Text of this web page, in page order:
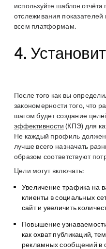
используйте шаблон отчёта
отслеживания показателей
всем платформам.
4.
После того как вы
закономерности того, что
шагом будет создание
эффективности (КПЭ) для
Не каждый профиль
лучше всего назначать
образом соответствуют
Цели могут включать:
Увеличение трафика на
клиенты в социальных
сайт и увеличить
Повышение
как охват публикаций,
рекламных сообщений в